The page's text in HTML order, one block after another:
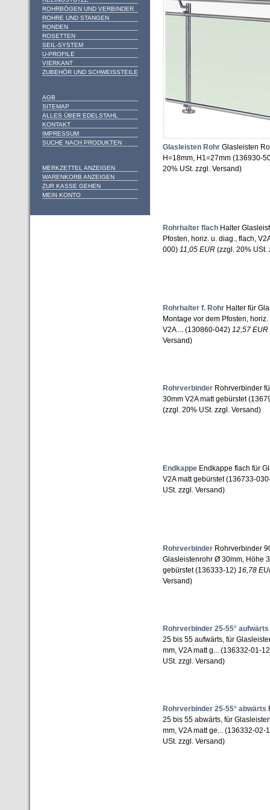
ROHRBÖGEN UND VERBINDER
ROHRE UND STANGEN
RONDEN
ROSETTEN
SEIL-SYSTEM
U-PROFILE
VIERKANT
ZUBEHÖR UND SCHWEISSTEILE
AGB
SITEMAP
ALLES ÜBER EDELSTAHL
KONTAKT
IMPRESSUM
SUCHE NACH PRODUKTEN
MERKZETTEL ANZEIGEN
WARENKORB ANZEIGEN
ZUR KASSE GEHEN
MEIN KONTO
Glasleisten Rohr Glasleisten
H=18mm, H1=27mm (136930-
20% USt. zzgl. Versand)
Rohrhalter flach Halter
Pfosten, horiz. u. diag., flach,
000) 11,05 EUR (zzgl. 20% USt.
Rohrhalter f. Rohr Halter für
Montage vor dem Pfosten,
V2A ... (130860-042) 12,57 EUR
Versand)
Rohrverbinder Rohrverbinder
30mm V2A matt gebürstet
(zzgl. 20% USt. zzgl. Versand)
Endkappe Endkappe flach für
V2A matt gebürstet (136733-
USt. zzgl. Versand)
Rohrverbinder Rohrverbinder
Glasleistenrohr Ø 30mm, Höhe
gebürstet (136333-12) 16,78
Versand)
Rohrverbinder 25-55° aufwärts
25 bis 55 aufwärts, für
mm, V2A matt g... (136332-01-
USt. zzgl. Versand)
Rohrverbinder 25-55° abwärts
25 bis 55 abwärts, für
mm, V2A matt ge... (136332-02-
USt. zzgl. Versand)